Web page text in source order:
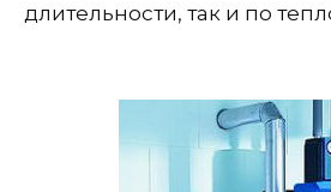
длительности, так и по